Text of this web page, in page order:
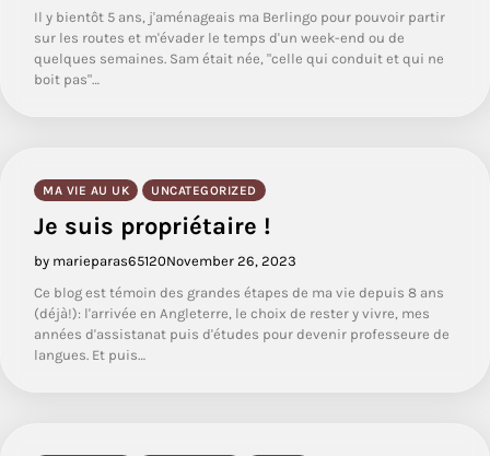
Il y bientôt 5 ans, j'aménageais ma Berlingo pour pouvoir partir
sur les routes et m'évader le temps d'un week-end ou de
quelques semaines. Sam était née, "celle qui conduit et qui ne
boit pas"…
MA VIE AU UK UNCATEGORIZED
Je suis propriétaire !
by marieparas65120November 26, 2023
Ce blog est témoin des grandes étapes de ma vie depuis 8 ans
(déjà!): l'arrivée en Angleterre, le choix de rester y vivre, mes
années d'assistanat puis d'études pour devenir professeure de
langues. Et puis…